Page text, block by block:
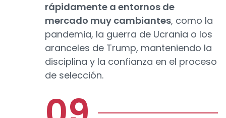
rápidamente a entornos de
mercado muy cambiantes, como la
pandemia, la guerra de Ucrania o los
aranceles de Trump, manteniendo la
disciplina y la confianza en el proceso
de selección.